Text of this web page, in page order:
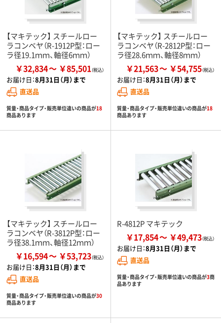
【マキテック】 スチールロー
ラコンベヤ（R-1912P型：ロー
ラ径19.1ｍｍ、軸径6ｍｍ）
￥32,834 ￥85,501
お届け日：8月31日（月）まで
直送品
質量・商品タイプ・販売単位違いの商品が18
商品あります
【マキテック】 スチールロー
ラコンベヤ（R-2812P型：ロー
ラ径28.6ｍｍ、軸径8ｍｍ）
￥21,563 ￥54,755
お届け日：8月31日（月）まで
直送品
質量・商品タイプ・販売単位違いの商品が18
商品あります
【マキテック】 スチールロー
ラコンベヤ（R-3812P型：ロー
ラ径38.1ｍｍ、軸径12ｍｍ）
￥16,594 ￥53,723
お届け日：8月31日（月）まで
直送品
質量・商品タイプ・販売単位違いの商品が30
商品あります
R-4812P マキテック
￥17,854 ￥49,473
お届け日：8月31日（月）まで
直送品
質量・商品タイプ・販売単位違いの商品が3商
品あります